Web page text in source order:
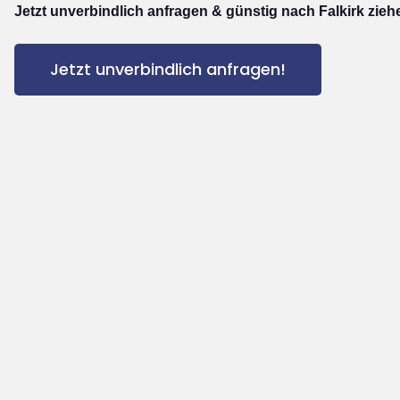
Jetzt unverbindlich anfragen & günstig nach Falkirk
Jetzt unverbindlich anfragen!